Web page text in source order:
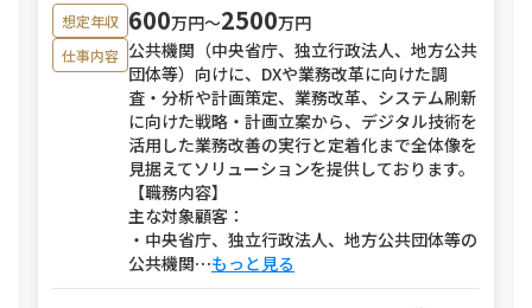
想定年収 600万円〜2500万円
仕事内容 公共機関（中央省庁、独立行政法人、地方公共
団体等）向けに、DXや業務改革に向けた調
査・分析や計画策定、業務改革、システム刷新
に向けた戦略・計画立案から、デジタル技術を
活用した業務改善の実行と定着化まで全体像を
見据えてソリューションを提供しております。
【職務内容】
主な対象顧客：
・中央省庁、独立行政法人、地方公共団体等の
公共機関⋯もっと見る